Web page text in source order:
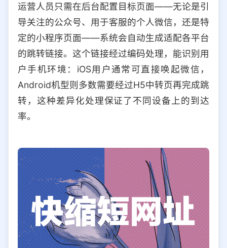
运营人员只需在后台配置目标页面——无论是引
导关注的公众号、用于客服的个人微信，还是特
定的小程序页面——系统会自动生成适配各平台
的跳转链接。这个链接经过编码处理，能识别用
户手机环境：iOS用户通常可直接唤起微信，
Android机型则多数需要经过H5中转页再完成跳
转，这种差异化处理保证了不同设备上的到达
率。